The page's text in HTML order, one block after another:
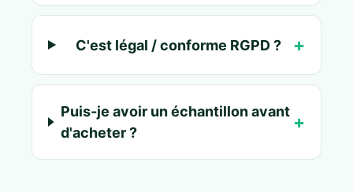
C'est légal / conforme RGPD ?
Puis-je avoir un échantillon avant
d'acheter ?